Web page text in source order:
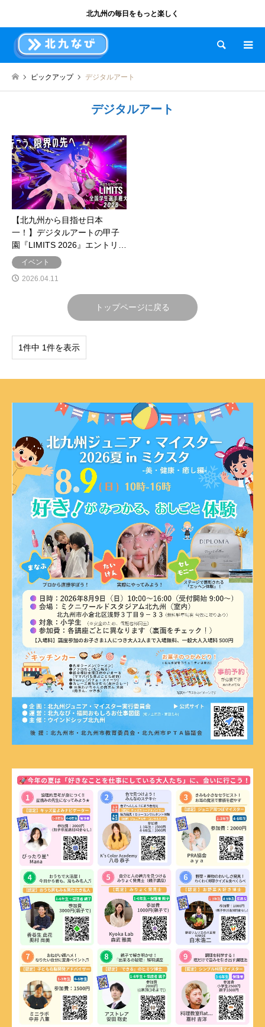
北九州の毎日をもっと楽しく
検索
ピックアップ デジタルアート
デジタルアート
【北九州から目指せ日本
一！】デジタルアートの甲子
園『LIMITS 2026』エントリ…
イベント
2026.04.11
トップページに戻る
1件中 1件を表示